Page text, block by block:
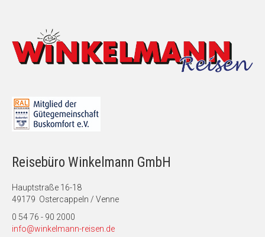
Reisebüro Winkelmann GmbH
Hauptstraße 16-18
49179 Ostercappeln / Venne
0 54 76 - 90 2000
info@winkelmann-reisen.de